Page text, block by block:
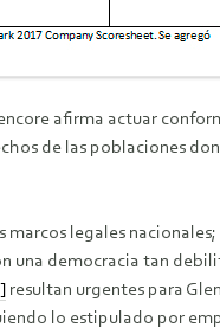
afirma actuar
de las poblaciones
legales
democracia tan
resultan urgentes para
lo estipulado por